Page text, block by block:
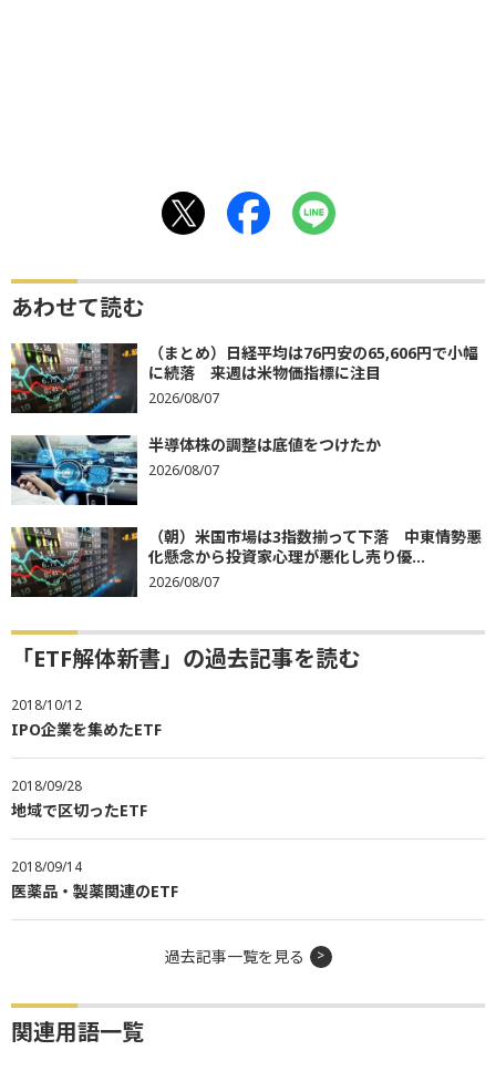
あわせて読む
（まとめ）日経平均は76円安の65,606円で小幅
に続落 来週は米物価指標に注目
2026/08/07
半導体株の調整は底値をつけたか
2026/08/07
（朝）米国市場は3指数揃って下落 中東情勢悪
化懸念から投資家心理が悪化し売り優...
2026/08/07
「ETF解体新書」の過去記事を読む
2018/10/12
IPO企業を集めたETF
2018/09/28
地域で区切ったETF
2018/09/14
医薬品・製薬関連のETF
過去記事一覧を見る
関連用語一覧